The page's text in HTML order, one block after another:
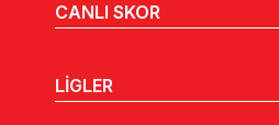
CANLI SKOR
LİGLER